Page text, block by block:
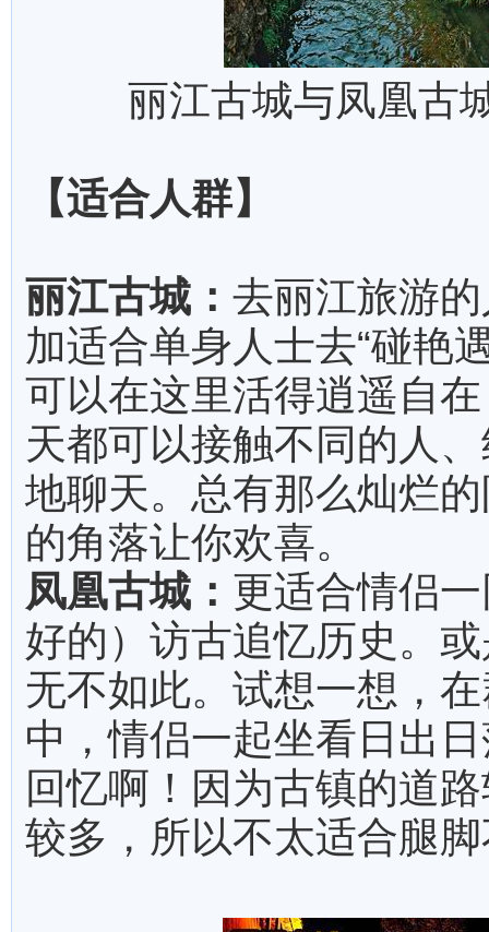
丽江古城与凤凰古
【适合人群】
丽江古城： 去丽江旅游
加适合单身人士去“碰艳
可以在这里活得逍遥自
天都可以接触不同的人
地聊天。总有那么灿烂
的角落让你欢喜。
凤凰古城： 更适合情侣
好的）访古追忆历史。
无不如此。试想一想，
中，情侣一起坐看日出
回忆啊！因为古镇的道
较多，所以不太适合腿